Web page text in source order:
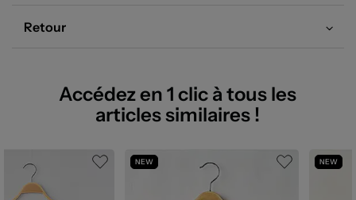
Retour
Accédez en 1 clic à tous les
articles similaires !
NEW NEW